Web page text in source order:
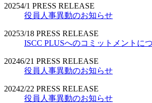
20254/1 PRESS RELEASE
役員人事異動のお知らせ
20253/18 PRESS RELEASE
ISCC PLUSへのコミットメントに
20246/21 PRESS RELEASE
役員人事異動のお知らせ
20242/22 PRESS RELEASE
役員人事異動のお知らせ